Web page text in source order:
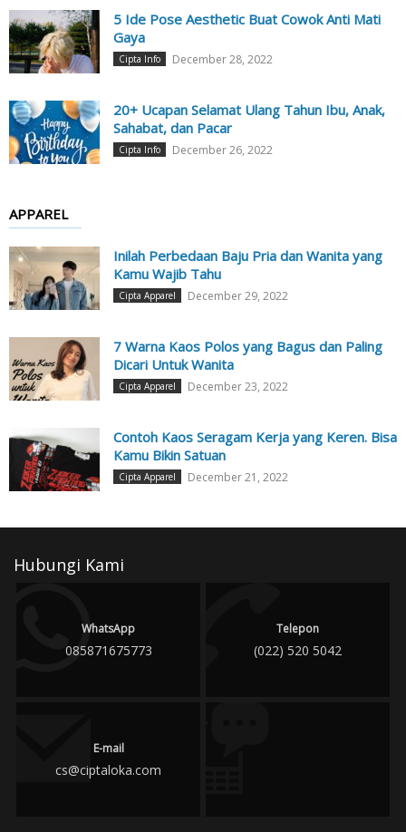
5 Ide Pose Aesthetic Buat Cowok Anti Mati
Gaya
Cipta Info December 28, 2022
20+ Ucapan Selamat Ulang Tahun Ibu, Anak,
Sahabat, dan Pacar
Cipta Info December 26, 2022
APPAREL
Inilah Perbedaan Baju Pria dan Wanita yang
Kamu Wajib Tahu
Cipta Apparel December 29, 2022
7 Warna Kaos Polos yang Bagus dan Paling
Dicari Untuk Wanita
Cipta Apparel December 23, 2022
Contoh Kaos Seragam Kerja yang Keren. Bisa
Kamu Bikin Satuan
Cipta Apparel December 21, 2022
Hubungi Kami
WhatsApp
085871675773
Telepon
(022) 520 5042
E-mail
cs@ciptaloka.com